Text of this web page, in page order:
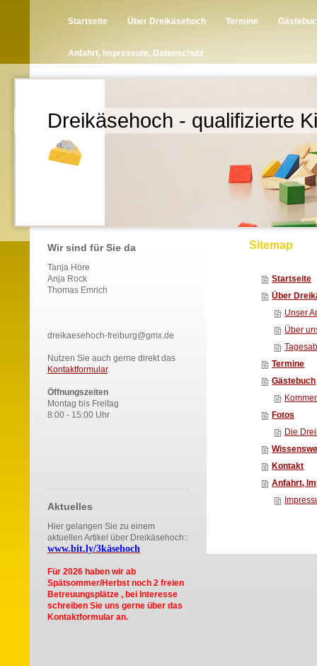
Startseite Über Dreikäsehoch Termine
Anfahrt, Impressum, Datenschutz
Dreikäsehoch - qualifizierte
Wir sind für Sie da
Tanja Höre
Anja Rock
Thomas Emrich
dreikaesehoch-freiburg@gmx.de
Nutzen Sie auch gerne direkt das
Kontaktformular.
Öffnungszeiten
Montag bis Freitag
8:00 - 15:00 Uhr
Aktuelles
Hier gelangen Sie zu einem
aktuellen Artikel über Dreikäsehoch::
www.bit.ly/3käsehoch
Für 2026 haben wir ab
Spätsommer/Herbst noch 2 freien
Betreuungsplätze , bei Interesse
schreiben Sie uns gerne über das
Kontaktformular an.
Sitemap
Startseite
Über
Unser
Über
Termine
Gästebuch
Fotos
Die
Kontakt
Anfahrt,